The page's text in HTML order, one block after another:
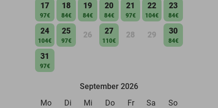
17
97€
18
84€
19
84€
20
84€
21
97€
22
104€
23
84€
24
104€
25
97€
26 27
110€
28 29 30
84€
31
97€
September 2026
Mo
Di Mi Do Fr Sa So